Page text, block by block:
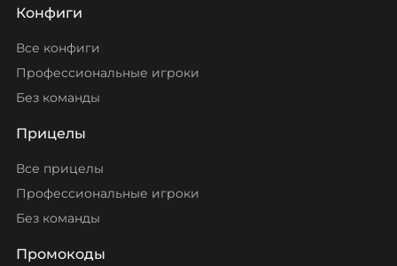
Конфиги
Все конфиги
Профессиональные игроки
Без команды
Прицелы
Все прицелы
Профессиональные игроки
Без команды
Промокоды